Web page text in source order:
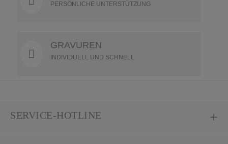
PERSÖNLICHE UNTERSTÜTZUNG
GRAVUREN
INDIVIDUELL UND SCHNELL
SERVICE-HOTLINE